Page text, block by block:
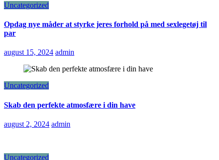
Uncategorized
Opdag nye måder at styrke jeres forhold på med sexlegetøj til
par
august 15, 2024 admin
Uncategorized
Skab den perfekte atmosfære i din have
august 2, 2024 admin
Uncategorized